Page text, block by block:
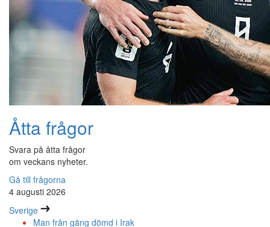
Åtta frågor
Svara på åtta frågor
om veckans nyheter.
Gå till frågorna
4 augusti 2026
Sverige
Man från gäng dömd i Irak